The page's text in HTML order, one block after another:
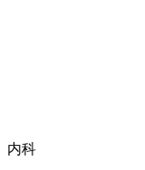
内科